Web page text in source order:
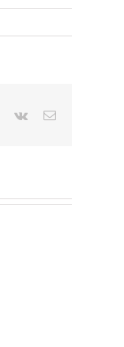
Pinterest
Vk Email